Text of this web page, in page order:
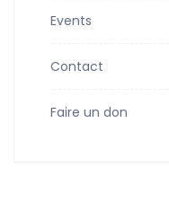
Events
Contact
Faire un don